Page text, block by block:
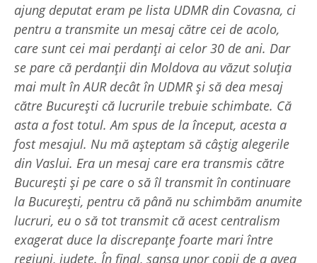
ajung deputat eram pe lista UDMR din Covasna, ci
pentru a transmite un mesaj către cei de acolo,
care sunt cei mai perdanți ai celor 30 de ani. Dar
se pare că perdanții din Moldova au văzut soluția
mai mult în AUR decât în UDMR și să dea mesaj
către București că lucrurile trebuie schimbate. Că
asta a fost totul. Am spus de la început, acesta a
fost mesajul. Nu mă așteptam să câștig alegerile
din Vaslui. Era un mesaj care era transmis către
București și pe care o să îl transmit în continuare
la București, pentru că până nu schimbăm anumite
lucruri, eu o să tot transmit că acest centralism
exagerat duce la discrepanțe foarte mari între
regiuni, județe. În final, șansa unor copii de a avea